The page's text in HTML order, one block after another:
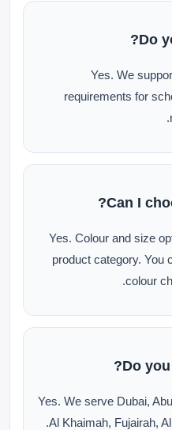
Do
Yes. We
requirements for
Can I
Yes. Colour and size
product category. You
colour
Do
Yes. We serve Dubai,
Al Khaimah, Fujairah,